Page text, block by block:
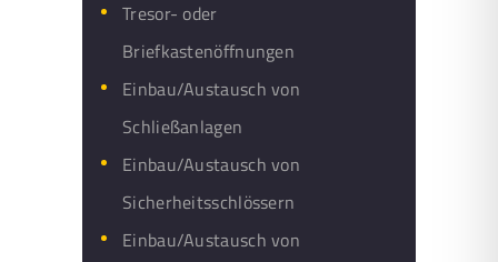
Tresor- oder
Briefkastenöffnungen
Einbau/Austausch von
Schließanlagen
Einbau/Austausch von
Sicherheitsschlössern
Einbau/Austausch von